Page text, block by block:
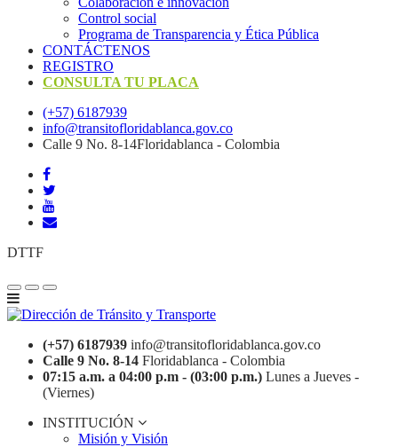
Control social
Programa de Transparencia y Ética Pública
CONTÁCTENOS
REGISTRO
CONSULTA TU PLACA
(+57) 6187939
info@transitofloridablanca.gov.co
Calle 9 No. 8-14Floridablanca - Colombia
DTTF
(+57) 6187939 info@transitofloridablanca.gov.co
Calle 9 No. 8-14 Floridablanca - Colombia
07:15 a.m. a 04:00 p.m - (03:00 p.m.) Lunes a Jueves -
(Viernes)
INSTITUCIÓN
Misión y Visión